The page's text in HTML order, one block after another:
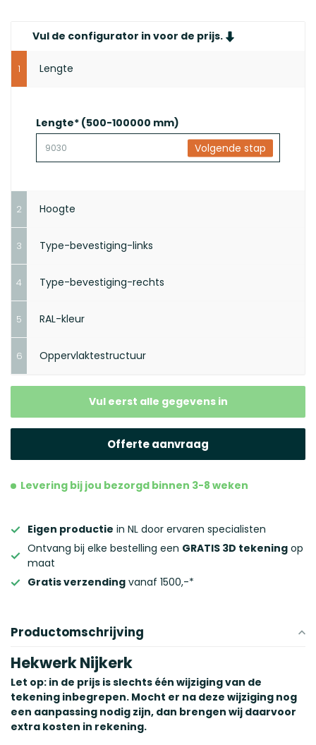
Vul de configurator in voor de prijs.
1 Lengte
Lengte* (500-100000 mm)
Volgende stap
2 Hoogte
Volgende stap
3 Type-bevestiging-links
Maak je keuze
4 Type-bevestiging-rechts
Maak je keuze
5 RAL-kleur
Maak je keuze
6 Oppervlaktestructuur
Vul eerst alle gegevens in
Offerte aanvraag
Levering bij jou bezorgd binnen 3-8 weken
Eigen productie in NL door ervaren specialisten
Ontvang bij elke bestelling een GRATIS 3D tekening op
maat
Gratis verzending vanaf 1500,-*
Productomschrijving
Hekwerk Nijkerk
Let op: in de prijs is slechts één wijziging van de
tekening inbegrepen. Mocht er na deze wijziging nog
een aanpassing nodig zijn, dan brengen wij daarvoor
extra kosten in rekening.